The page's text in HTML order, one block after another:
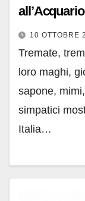
10 OTTOBRE
Tremate,
loro maghi,
sapone,
simpatici
Italia…